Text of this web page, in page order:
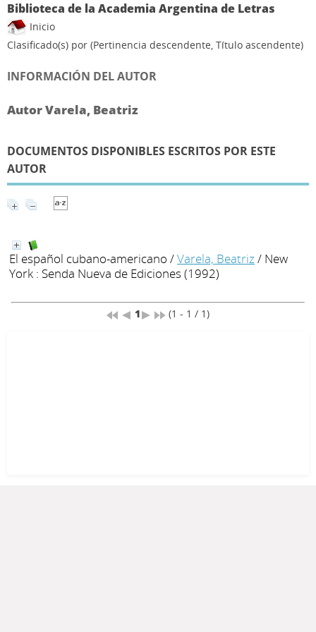
Biblioteca de la Academia Argentina de Letras
Inicio
Clasificado(s) por (Pertinencia descendente, Título ascendente)
INFORMACIÓN DEL AUTOR
Autor Varela, Beatriz
DOCUMENTOS DISPONIBLES ESCRITOS POR ESTE
AUTOR
El español cubano-americano /Varela, Beatriz/ New
York : Senda Nueva de Ediciones (1992)
1 (1 - 1 / 1)